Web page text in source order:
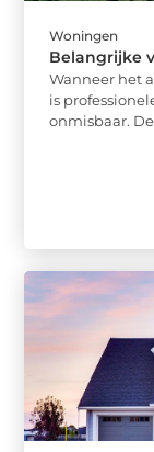
Woningen
Belangrijke
Wanneer het
is
onmisbaar.